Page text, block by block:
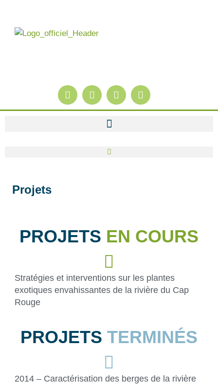
Projets
PROJETS EN COURS
Stratégies et interventions sur les plantes
exotiques envahissantes de la rivière du Cap
Rouge
PROJETS TERMINÉS
2014 – Caractérisation des berges de la rivière